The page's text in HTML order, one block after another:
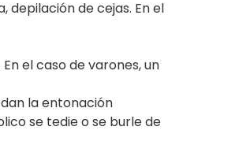
depilación de cejas. En el
el caso de varones, un
la entonación
se tedie o se burle de